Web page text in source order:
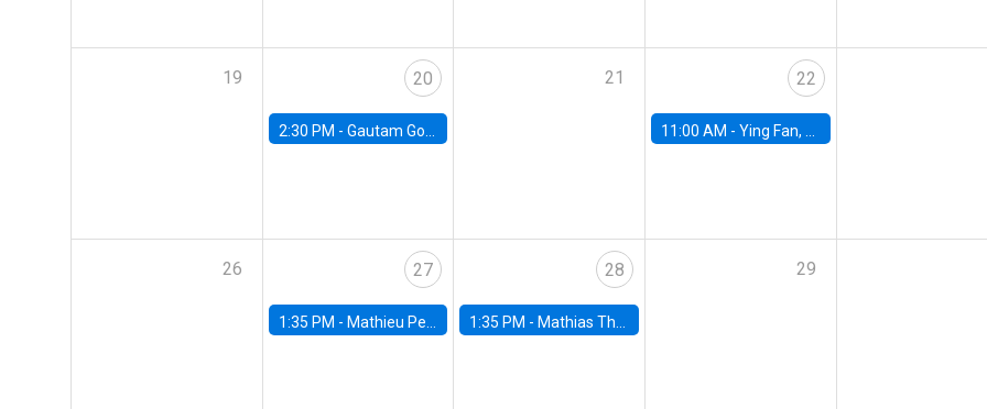
19 20
2:30 PM - Gautam Gowrisankaran, Columbia University
21 22
11:00 AM -Ying Fan, University of Michigan
26 27
1:35 PM - Mathieu Pedemonte, IDB
28
1:35 PM - Mathias Thoenig, University of Lausanne
29